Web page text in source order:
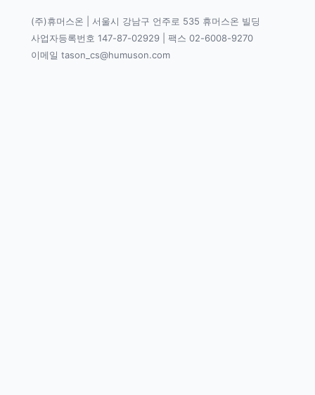
(주)휴머스온 | 서울시 강남구 언주로 535 휴머스온 빌딩
사업자등록번호 147-87-02929 | 팩스 02-6008-9270
이메일 tason_cs@humuson.com